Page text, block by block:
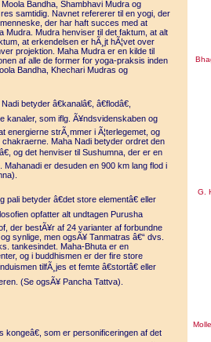
Bandha, Shambhavi Mudra og
samtidig. Navnet refererer til en yogi, der
der har haft succes med at
Mudra. Mudra henviser til det faktum, at alt
at erkendelsen er hÃ¸jt hÃ¦vet over
projektion. Maha Mudra er en kilde til
af alle de former for yoga-praksis inden
Bandha, Khechari Mudras og
betyder â€kanalâ€, â€flodâ€,
de kanaler, som iflg. Ã¥ndsvidenskaben og
energierne strÃ¸mmer i Ã¦terlegemet, og
Maha Nadi betyder ordret den
og det henviser til Sushumna, der er en
Mahanadi er desuden en 900 km lang flod i
betyder â€det store elementâ€ eller
opfatter alt undtagen Purusha
der bestÃ¥r af 24 varianter af forbundne
synlige, men ogsÃ¥ Tanmatras â€“ dvs.
tankesindet. Maha-Bhuta er en
og i buddhismen er der fire store
tilfÃ¸jes et femte â€stortâ€ eller
(Se ogsÃ¥ Pancha Tattva).
kongeâ€, som er personificeringen af det
G.